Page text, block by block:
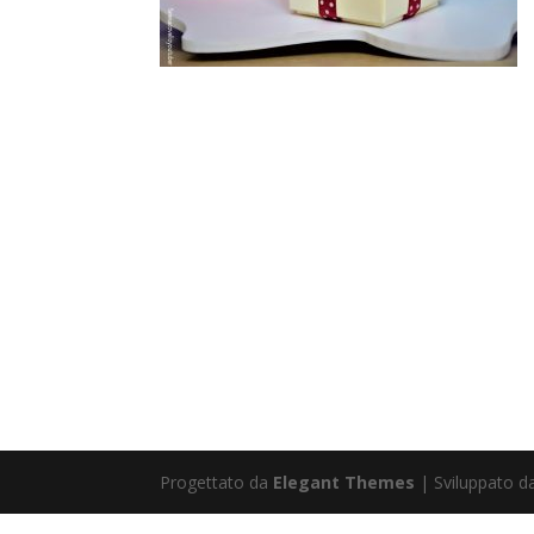
Progettato da Elegant Themes | Sviluppato